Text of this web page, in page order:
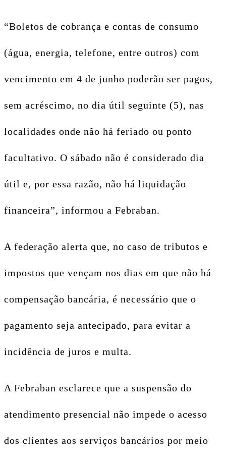
“Boletos de cobrança e contas de consumo
(água, energia, telefone, entre outros) com
vencimento em 4 de junho poderão ser pagos,
sem acréscimo, no dia útil seguinte (5), nas
localidades onde não há feriado ou ponto
facultativo. O sábado não é considerado dia
útil e, por essa razão, não há liquidação
financeira”, informou a Febraban.
A federação alerta que, no caso de tributos e
impostos que vençam nos dias em que não há
compensação bancária, é necessário que o
pagamento seja antecipado, para evitar a
incidência de juros e multa.
A Febraban esclarece que a suspensão do
atendimento presencial não impede o acesso
dos clientes aos serviços bancários por meio